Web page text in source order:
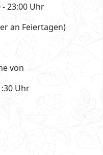
- 23:00 Uhr
an Feiertagen)
von
Uhr